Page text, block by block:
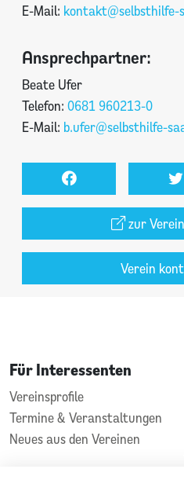
E-Mail: kontakt@selbsthilfe-
Ansprechpartner:
Beate Ufer
Telefon: 0681 960213-0
E-Mail: b.ufer@selbsthilfe-
zur
Verein
Für Interessenten
Vereinsprofile
Termine & Veranstaltungen
Neues aus den Vereinen